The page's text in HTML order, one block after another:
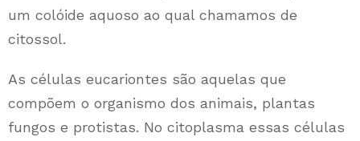
um colóide aquoso ao qual chamamos de
citossol.
As células eucariontes são aquelas que
compõem o organismo dos animais, plantas
fungos e protistas. No citoplasma essas células